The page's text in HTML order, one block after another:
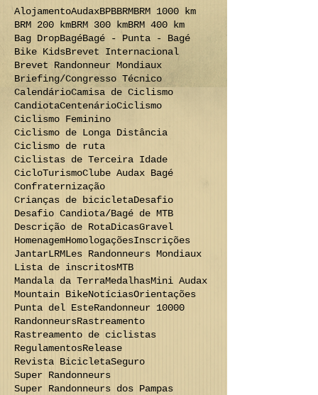
AlojamentoAudaxBPBBRMBRM 1000 km
BRM 200 kmBRM 300 kmBRM 400 km
Bag DropBagéBagé - Punta - Bagé
Bike KidsBrevet Internacional
Brevet Randonneur Mondiaux
Briefing/Congresso Técnico
CalendárioCamisa de Ciclismo
CandiotaCentenárioCiclismo
Ciclismo Feminino
Ciclismo de Longa Distância
Ciclismo de ruta
Ciclistas de Terceira Idade
CicloTurismoClube Audax Bagé
Confraternização
Crianças de bicicletaDesafio
Desafio Candiota/Bagé de MTB
Descrição de RotaDicasGravel
HomenagemHomologaçõesInscrições
JantarLRMLes Randonneurs Mondiaux
Lista de inscritosMTB
Mandala da TerraMedalhasMini Audax
Mountain BikeNotíciasOrientações
Punta del EsteRandonneur 10000
RandonneursRastreamento
Rastreamento de ciclistas
RegulamentosRelease
Revista BicicletaSeguro
Super Randonneurs
Super Randonneurs dos Pampas